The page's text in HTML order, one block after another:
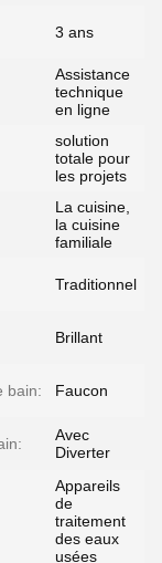
3 ans
Assistance
technique
en ligne
solution
totale pour
les projets
La cuisine,
la cuisine
familiale
Traditionnel
Brillant
bain: Faucon
Avec
Diverter
Appareils
de
traitement
des eaux
usées